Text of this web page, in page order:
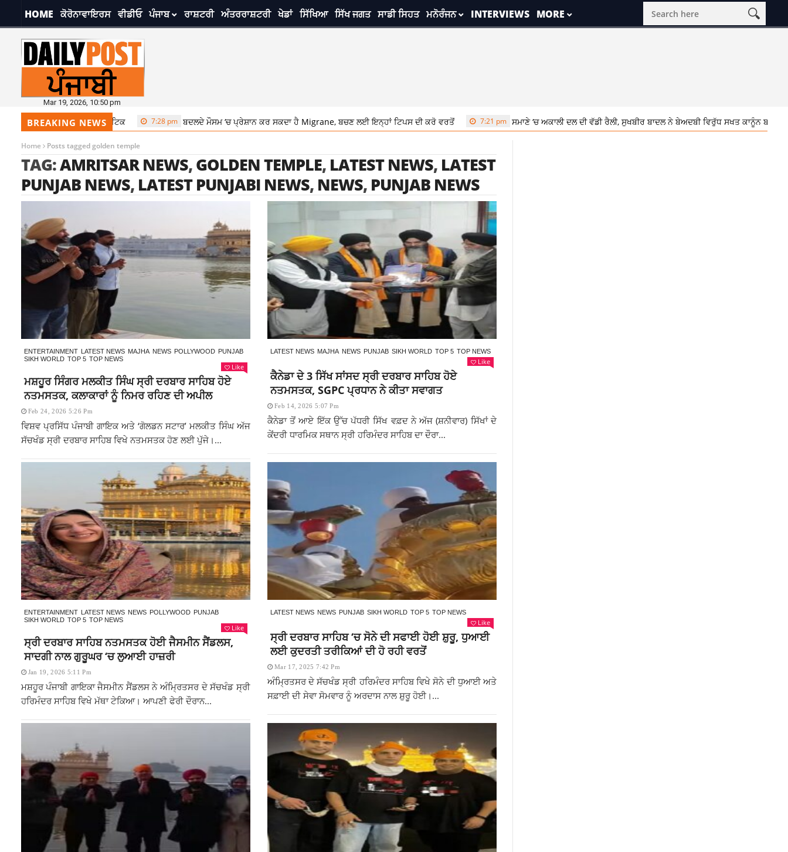
HOME ਕੋਰੋਨਾਵਾਇਰਸ ਵੀਡੀਓ ਪੰਜਾਬ ਰਾਸ਼ਟਰੀ ਅੰਤਰਰਾਸ਼ਟਰੀ ਖੇਡਾਂ ਸਿੱਖਿਆ ਸਿੱਖ ਜਗਤ ਸਾਡੀ ਸਿਹਤ ਮਨੋਰੰਜਨ INTERVIEWS MORE
Mar 19, 2026, 10:50 pm
BREAKING NEWS7:28 pm ਬਦਲਦੇ ਮੌਸਮ ‘ਚ ਪ੍ਰੇਸ਼ਾਨ ਕਰ ਸਕਦਾ ਹੈ Migrane, ਬਚਣ ਲਈ ਇਨ੍ਹਾਂ ਟਿਪਸ ਦੀ ਕਰੋ ਵਰਤੋਂ 7:21 pm ਸਮਾਣੇ ‘ਚ ਅਕਾਲੀ ਦਲ ਦੀ ਵੱਡੀ ਰੈਲੀ, ਸੁਖਬੀਰ ਬਾਦਲ ਨੇ ਬੇਅਦਬੀ ਵਿਰੁੱਧ ਸਖਤ ਕਾਨੂੰਨ ਬਣਾਉਣ ਦੀ ਕੀਤੀ ਹਮਾਇਤ’
Home Posts tagged golden temple
TAG:AMRITSAR NEWS,GOLDEN TEMPLE, LATEST NEWS, LATEST
PUNJAB NEWS, LATEST PUNJABI NEWS, NEWS, PUNJAB NEWS
ENTERTAINMENT LATEST NEWS MAJHA NEWS POLLYWOOD PUNJAB
SIKH WORLD TOP 5 TOP NEWS
Like
ਮਸ਼ਹੂਰ ਸਿੰਗਰ ਮਲਕੀਤ ਸਿੰਘ ਸ੍ਰੀ ਦਰਬਾਰ ਸਾਹਿਬ ਹੋਏ
ਨਤਮਸਤਕ, ਕਲਾਕਾਰਾਂ ਨੂੰ ਨਿਮਰ ਰਹਿਣ ਦੀ ਅਪੀਲ
Feb 24, 2026 5:26 Pm
ਵਿਸ਼ਵ ਪ੍ਰਸਿੱਧ ਪੰਜਾਬੀ ਗਾਇਕ ਅਤੇ ‘ਗੋਲਡਨ ਸਟਾਰ’ ਮਲਕੀਤ ਸਿੰਘ ਅੱਜ
ਸੱਚਖੰਡ ਸ੍ਰੀ ਦਰਬਾਰ ਸਾਹਿਬ ਵਿਖੇ ਨਤਮਸਤਕ ਹੋਣ ਲਈ ਪੁੱਜੇ।...
LATEST NEWS MAJHA NEWS PUNJAB SIKH WORLD TOP 5 TOP NEWS
Like
ਕੈਨੇਡਾ ਦੇ 3 ਸਿੱਖ ਸਾਂਸਦ ਸ੍ਰੀ ਦਰਬਾਰ ਸਾਹਿਬ ਹੋਏ
ਨਤਮਸਤਕ, SGPC ਪ੍ਰਧਾਨ ਨੇ ਕੀਤਾ ਸਵਾਗਤ
Feb 14, 2026 5:07 Pm
ਕੈਨੇਡਾ ਤੋਂ ਆਏ ਇੱਕ ਉੱਚ ਪੱਧਰੀ ਸਿੱਖ ਵਫ਼ਦ ਨੇ ਅੱਜ (ਸ਼ਨੀਵਾਰ) ਸਿੱਖਾਂ ਦੇ
ਕੇਂਦਰੀ ਧਾਰਮਿਕ ਸਥਾਨ ਸ੍ਰੀ ਹਰਿਮੰਦਰ ਸਾਹਿਬ ਦਾ ਦੌਰਾ...
ENTERTAINMENT LATEST NEWS NEWS POLLYWOOD PUNJAB
SIKH WORLD TOP 5 TOP NEWS
Like
ਸ੍ਰੀ ਦਰਬਾਰ ਸਾਹਿਬ ਨਤਮਸਤਕ ਹੋਈ ਜੈਸਮੀਨ ਸੈਂਡਲਸ,
ਸਾਦਗੀ ਨਾਲ ਗੁਰੂਘਰ ‘ਚ ਲੁਆਈ ਹਾਜ਼ਰੀ
Jan 19, 2026 5:11 Pm
ਮਸ਼ਹੂਰ ਪੰਜਾਬੀ ਗਾਇਕਾ ਜੈਸਮੀਨ ਸੈਂਡਲਸ ਨੇ ਅੰਮ੍ਰਿਤਸਰ ਦੇ ਸੱਚਖੰਡ ਸ੍ਰੀ
ਹਰਿਮੰਦਰ ਸਾਹਿਬ ਵਿਖੇ ਮੱਥਾ ਟੇਕਿਆ। ਆਪਣੀ ਫੇਰੀ ਦੌਰਾਨ...
LATEST NEWS NEWS PUNJAB SIKH WORLD TOP 5 TOP NEWS
Like
ਸ੍ਰੀ ਦਰਬਾਰ ਸਾਹਿਬ ‘ਚ ਸੋਨੇ ਦੀ ਸਫਾਈ ਹੋਈ ਸ਼ੁਰੂ, ਧੁਆਈ
ਲਈ ਕੁਦਰਤੀ ਤਰੀਕਿਆਂ ਦੀ ਹੋ ਰਹੀ ਵਰਤੋਂ
Mar 17, 2025 7:42 Pm
ਅੰਮ੍ਰਿਤਸਰ ਦੇ ਸੱਚਖੰਡ ਸ੍ਰੀ ਹਰਿਮੰਦਰ ਸਾਹਿਬ ਵਿਖੇ ਸੋਨੇ ਦੀ ਧੁਆਈ ਅਤੇ
ਸਫ਼ਾਈ ਦੀ ਸੇਵਾ ਸੋਮਵਾਰ ਨੂੰ ਅਰਦਾਸ ਨਾਲ ਸ਼ੁਰੂ ਹੋਈ।...